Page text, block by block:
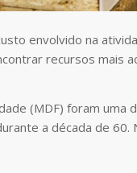
envolvido na
recursos mais
(MDF) foram
a década de